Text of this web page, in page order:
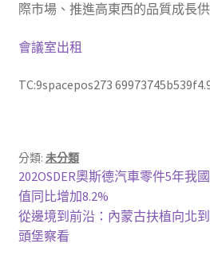
際市場、推進高東西的品質成長
會議室出租
TC:9spacepos273
分類: 未分類
文
章
導
上
一
篇
文
202OSDER奧斯德汽車零件5年我
值同比增加8.2%
下
一
從邊境到前沿：內蒙古扶植向北
頭堡察看